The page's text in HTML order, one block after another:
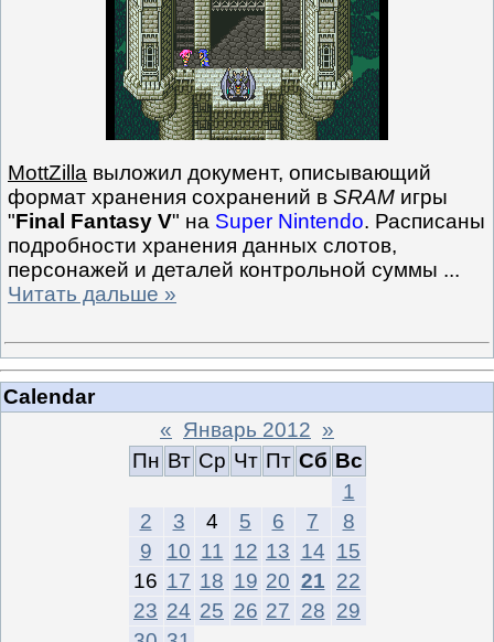
MottZilla выложил документ, описывающий
формат хранения сохранений в SRAM игры
"Final Fantasy V" на Super Nintendo. Расписаны
подробности хранения данных слотов,
персонажей и деталей контрольной суммы ...
Читать дальше »
Calendar
« Январь 2012 »
Пн Вт Ср Чт Пт Сб Вс
1
2
3 4 5 6 7
8
9
10 11 12 13 14 15
16 17 18 19 20 21 22
23 24 25 26 27 28 29